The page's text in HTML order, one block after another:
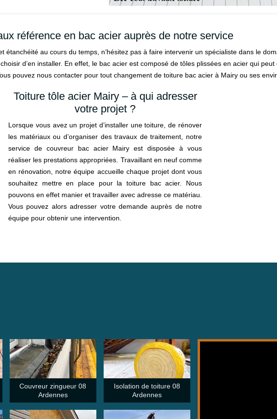
référence en bac acier auprès de notre service
étanchéité au cours du temps, n’hésitez pas à faire intervenir un spécialiste dans le
d’en installer. En effet, le bac acier est composé de tôles plissées en acier qui
pouvez nous contacter pour tout changement de toiture bac acier à Mairy ou ses
Toiture tôle acier Mairy – à qui adresser
votre projet ?
Lorsque vous avez un projet d’installer une toiture, de rénover
les matériaux ou d’organiser des travaux de traitement, notre
service de couvreur bac acier Mairy est disposée à vous
réaliser les prestations appropriées. Travaillant en neuf comme
en rénovation, notre équipe accueille chaque projet dont vous
souhaitez mettre en place pour la toiture bac acier. Nous
pouvons en effet manier et travailler avec adresse ce matériau.
Vous pouvez alors adresser votre demande auprès de notre
équipe pour obtenir une intervention.
Couvreur zingueur 08
Ardennes
Isolation de toiture 08
Ardennes